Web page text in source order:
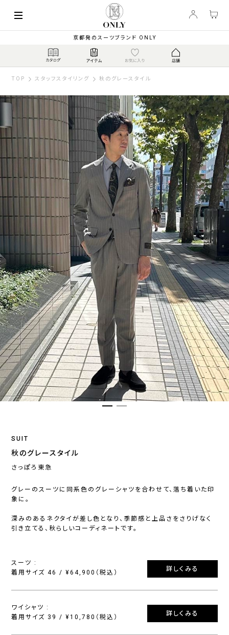
京都発のスーツブランド ONLY
TOP スタッフスタイリング 秋のグレースタイル
SUIT
秋のグレースタイル
さっぽろ東急
グレーのスーツに同系色のグレーシャツを合わせて、落ち着いた印
象に。
深みのあるネクタイが差し色となり、季節感と上品さをさりげなく
引き立てる、秋らしいコーディネートです。
スーツ :
着用サイズ 46 / ¥64,900（税込）
詳しくみる
ワイシャツ :
着用サイズ 39 / ¥10,780（税込）
詳しくみる